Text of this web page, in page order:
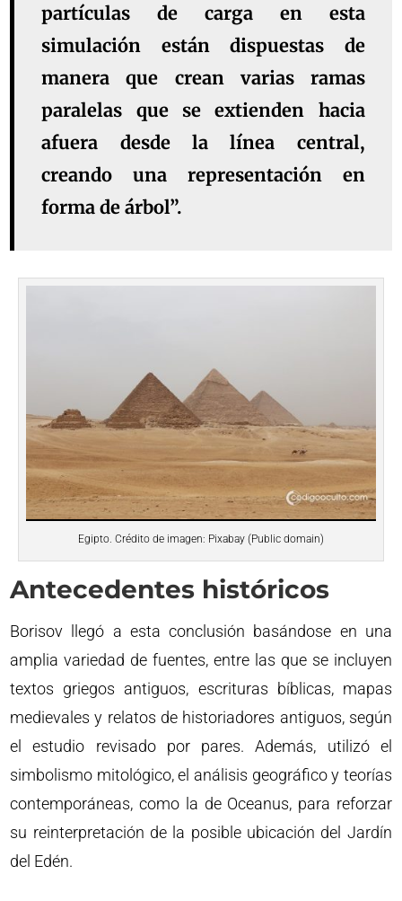
partículas de carga en esta
simulación están dispuestas de
manera que crean varias ramas
paralelas que se extienden hacia
afuera desde la línea central,
creando una representación en
forma de árbol”.
Egipto. Crédito de imagen: Pixabay (Public domain)
Antecedentes históricos
Borisov llegó a esta conclusión basándose en una
amplia variedad de fuentes, entre las que se incluyen
textos griegos antiguos, escrituras bíblicas, mapas
medievales y relatos de historiadores antiguos, según
el estudio revisado por pares. Además, utilizó el
simbolismo mitológico, el análisis geográfico y teorías
contemporáneas, como la de Oceanus, para reforzar
su reinterpretación de la posible ubicación del Jardín
del Edén.